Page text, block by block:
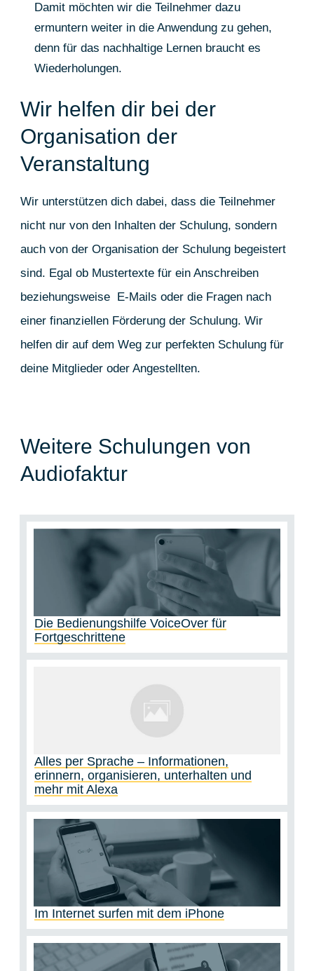
Damit möchten wir die Teilnehmer dazu
ermuntern weiter in die Anwendung zu gehen,
denn für das nachhaltige Lernen braucht es
Wiederholungen.
Wir helfen dir bei der
Organisation der
Veranstaltung
Wir unterstützen dich dabei, dass die Teilnehmer
nicht nur von den Inhalten der Schulung, sondern
auch von der Organisation der Schulung begeistert
sind. Egal ob Mustertexte für ein Anschreiben
beziehungsweise E-Mails oder die Fragen nach
einer finanziellen Förderung der Schulung. Wir
helfen dir auf dem Weg zur perfekten Schulung für
deine Mitglieder oder Angestellten.
Weitere Schulungen von
Audiofaktur
Die Bedienungshilfe VoiceOver für
Fortgeschrittene
Alles per Sprache – Informationen,
erinnern, organisieren, unterhalten und
mehr mit Alexa
Im Internet surfen mit dem iPhone